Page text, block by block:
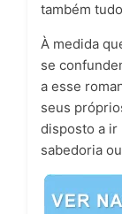
também
À medida
se
a esse
seus
disposto a ir
sabedoria